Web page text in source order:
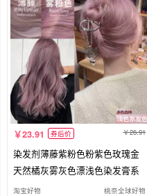
23.91 券后价 26.91
染发剂薄藤紫粉色粉紫色玫瑰金
天然橘灰雾灰色漂浅色染发膏系
淘宝好物 桃奈全球好物